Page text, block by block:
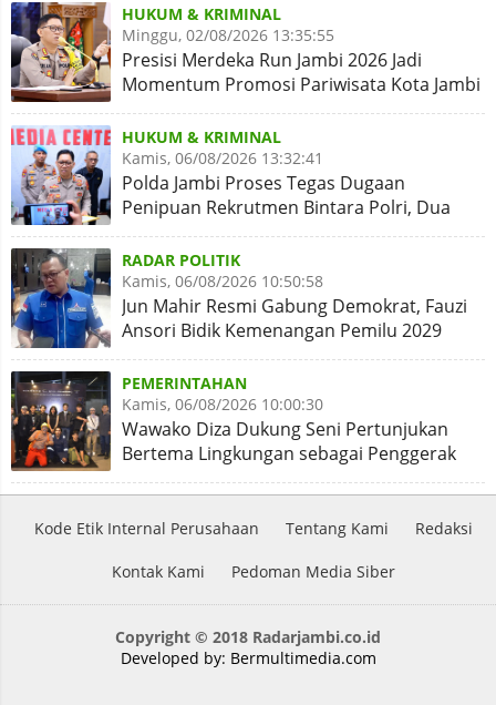
HUKUM & KRIMINAL
Minggu, 02/08/2026 13:35:55
Presisi Merdeka Run Jambi 2026 Jadi
Momentum Promosi Pariwisata Kota Jambi
HUKUM & KRIMINAL
Kamis, 06/08/2026 13:32:41
Polda Jambi Proses Tegas Dugaan
Penipuan Rekrutmen Bintara Polri, Dua
Personel Diamankan
RADAR POLITIK
Kamis, 06/08/2026 10:50:58
Jun Mahir Resmi Gabung Demokrat, Fauzi
Ansori Bidik Kemenangan Pemilu 2029
PEMERINTAHAN
Kamis, 06/08/2026 10:00:30
Wawako Diza Dukung Seni Pertunjukan
Bertema Lingkungan sebagai Penggerak
Kota Hijau
Kode Etik Internal Perusahaan Tentang Kami Redaksi
Kontak Kami Pedoman Media Siber
Copyright © 2018 Radarjambi.co.id
Developed by: Bermultimedia.com